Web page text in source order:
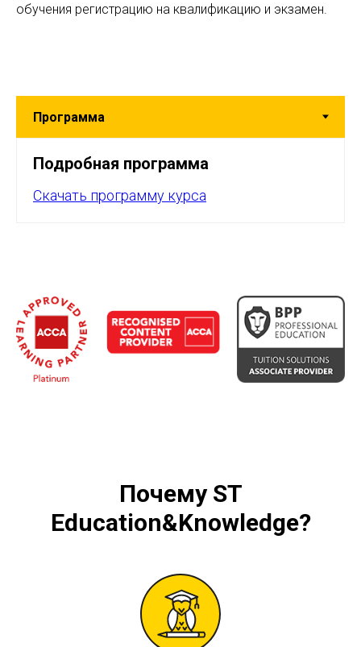
обучения регистрацию на квалификацию и экзамен.
Подробная программа
Скачать программу курса
Почему ST
Education&Knowledge?